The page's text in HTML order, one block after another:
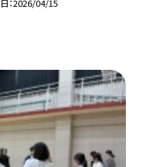
2026/04/15